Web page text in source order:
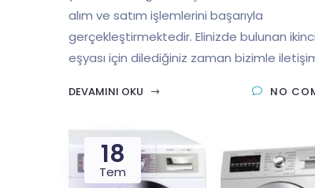
alım ve satım işlemlerini başarıyla
gerçekleştirmektedir. Elinizde bulunan
eşyası için dilediğiniz zaman bizimle
DEVAMINI OKU NO
18
Tem